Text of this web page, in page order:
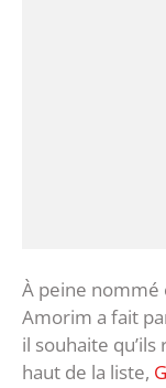
À peine nommé
Amorim a fait
il souhaite
haut de la liste,